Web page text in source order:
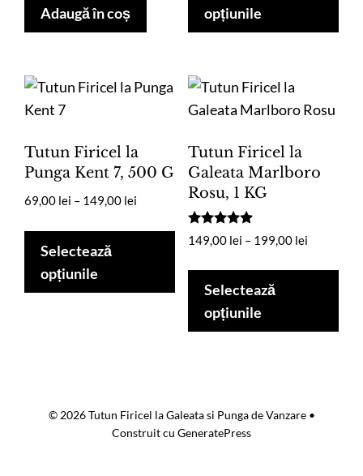
Adaugă în coș
la
opțiunile
mai
Tutun Firicel la
Punga Kent 7, 500 G
69,00 lei – 149,00 lei
la
Selectează
opțiunile
Acest
produs
are
mai
multe
fi
alese
Tutun Firicel la
Galeata Marlboro
Rosu, 1 KG
Evaluat la
5.00
149,00 lei – 199,00 leiInterval
la
Selectează
opțiunile
mai
© 2026 Tutun Firicel la Galeata si Punga de Vanzare•
Construit cu GeneratePress